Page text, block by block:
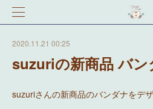
2020.11.21 00:25
suzuriの新商品 バン
suzuriさんの新商品のバンダナをデ